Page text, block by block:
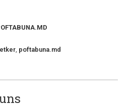
, poftabuna.md